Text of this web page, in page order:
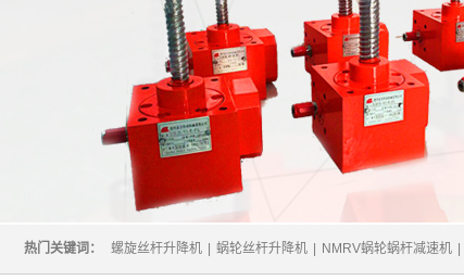
热门关键词： 螺旋丝杆升降机 蜗轮丝杆升降机 NMRV蜗轮蜗杆减速机